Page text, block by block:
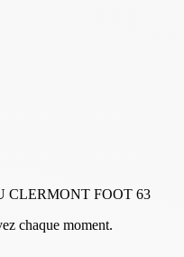
CLERMONT FOOT 63
chaque moment.